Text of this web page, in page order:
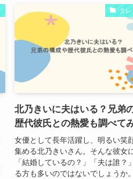
タレ
北乃きいに夫はいる？兄弟
歴代彼氏との熱愛も調べて
女優として長年活躍し、明るい笑
集める北乃きいさん。そんな彼女
「結婚しているの？」「夫は誰？
る方も多いのではないでしょうか